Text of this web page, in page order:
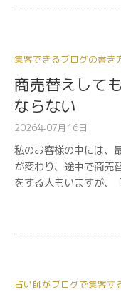
集客できるブログの書き
商売替えして
ならない
2026年07月16日
私のお客様の中には、
が変わり、途中で商売
をする人もいますが、
占い師がブログで集客す